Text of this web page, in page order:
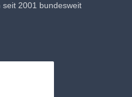
2001 bundesweit